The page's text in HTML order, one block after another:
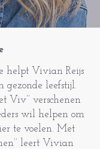
helpt Vivian Reijs
gezonde leefstijl.
Viv’’ verschenen
wil helpen om
te voelen. Met
leert Vivian